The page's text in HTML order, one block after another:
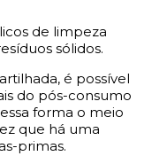
de limpeza
sólidos.
é possível
do pós-consumo
forma o meio
que há uma
primas.